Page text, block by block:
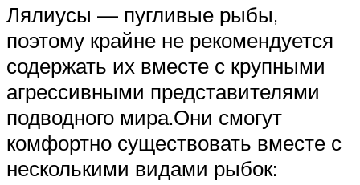
Лялиусы — пугливые рыбы,
поэтому крайне не рекомендуется
содержать их вместе с крупными
агрессивными представителями
подводного мира.Они смогут
комфортно существовать вместе с
несколькими видами рыбок: